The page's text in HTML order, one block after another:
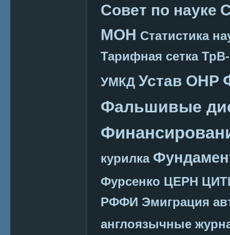
Совет по науке
МОН Статистика
Тарифная сетка
УМКД Устав ОНР
Фальшивые
курилка
Фурсенко ЦЕРН
РФФИ Эмиграция
англоязычные